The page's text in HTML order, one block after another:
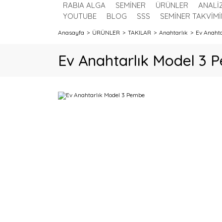
RABIA ALGA SEMİNER ÜRÜNLER
YOUTUBE
BLOG SSS SEMİNER
Anasayfa ÜRÜNLER TAKILAR Anahtarlık Ev
Ev Anahtarlık Model 3